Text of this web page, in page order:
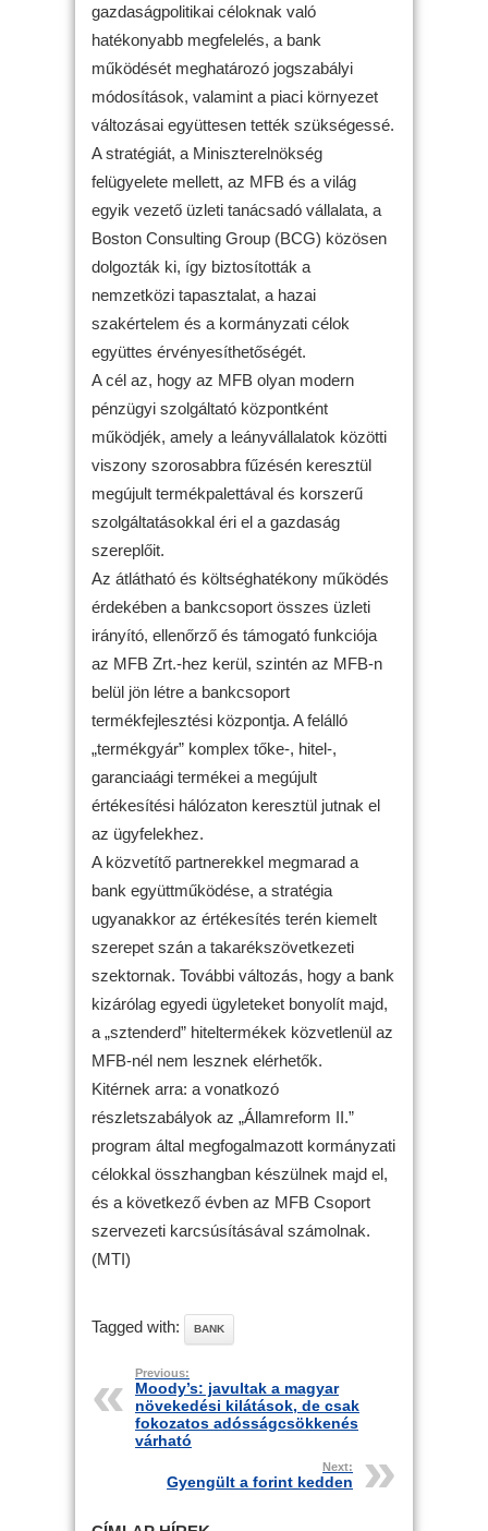
gazdaságpolitikai céloknak való
hatékonyabb megfelelés, a bank
működését meghatározó jogszabályi
módosítások, valamint a piaci környezet
változásai együttesen tették szükségessé.
A stratégiát, a Miniszterelnökség
felügyelete mellett, az MFB és a világ
egyik vezető üzleti tanácsadó vállalata, a
Boston Consulting Group (BCG) közösen
dolgozták ki, így biztosították a
nemzetközi tapasztalat, a hazai
szakértelem és a kormányzati célok
együttes érvényesíthetőségét.
A cél az, hogy az MFB olyan modern
pénzügyi szolgáltató központként
működjék, amely a leányvállalatok közötti
viszony szorosabbra fűzésén keresztül
megújult termékpalettával és korszerű
szolgáltatásokkal éri el a gazdaság
szereplőit.
Az átlátható és költséghatékony működés
érdekében a bankcsoport összes üzleti
irányító, ellenőrző és támogató funkciója
az MFB Zrt.-hez kerül, szintén az MFB-n
belül jön létre a bankcsoport
termékfejlesztési központja. A felálló
„termékgyár” komplex tőke-, hitel-,
garanciaági termékei a megújult
értékesítési hálózaton keresztül jutnak el
az ügyfelekhez.
A közvetítő partnerekkel megmarad a
bank együttműködése, a stratégia
ugyanakkor az értékesítés terén kiemelt
szerepet szán a takarékszövetkezeti
szektornak. További változás, hogy a bank
kizárólag egyedi ügyleteket bonyolít majd,
a „sztenderd” hiteltermékek közvetlenül az
MFB-nél nem lesznek elérhetők.
Kitérnek arra: a vonatkozó
részletszabályok az „Államreform II.”
program által megfogalmazott kormányzati
célokkal összhangban készülnek majd el,
és a következő évben az MFB Csoport
szervezeti karcsúsításával számolnak.
(MTI)
Tagged with: BANK
Previous:
Moody’s: javultak a magyar
növekedési kilátások, de csak
fokozatos adósságcsökkenés
várható
Next:
Gyengült a forint kedden